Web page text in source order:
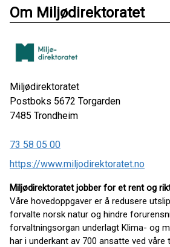
Om Miljødirektoratet
Miljødirektoratet
Postboks 5672 Torgarden
7485 Trondheim
73 58 05 00
https://www.miljodirektoratet.no
Miljødirektoratet jobber for et rent og
Våre hovedoppgaver er å redusere
forvalte norsk natur og hindre
forvaltningsorgan underlagt Klima- og
har i underkant av 700 ansatte ved